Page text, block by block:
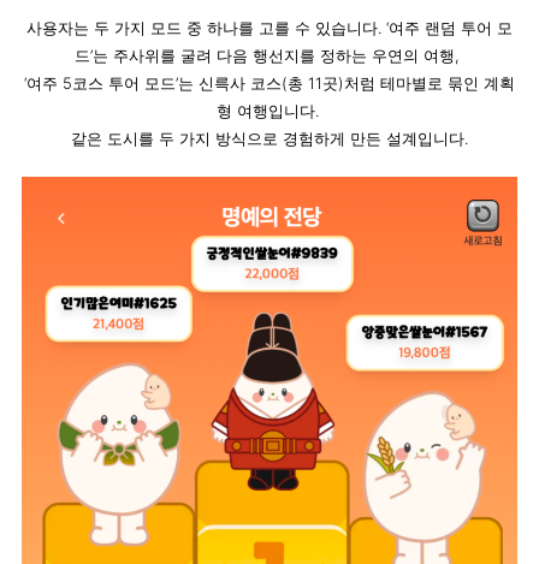
사용자는 두 가지 모드 중 하나를 고를 수 있습니다. ‘여주 랜덤 투어 모
드’는 주사위를 굴려 다음 행선지를 정하는 우연의 여행,
‘여주 5코스 투어 모드’는 신륵사 코스(총 11곳)처럼 테마별로 묶인 계획
형 여행입니다.
같은 도시를 두 가지 방식으로 경험하게 만든 설계입니다.